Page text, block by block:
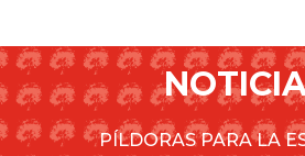
PÍLDORAS PARA LA